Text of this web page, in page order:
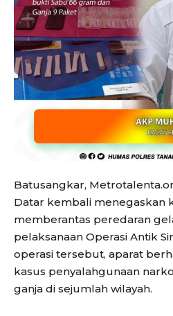
Batusangkar,
Datar kembali menegaskan
memberantas peredaran
pelaksanaan Operasi Antik
operasi tersebut, aparat
kasus penyalahgunaan
ganja di sejumlah wilayah.